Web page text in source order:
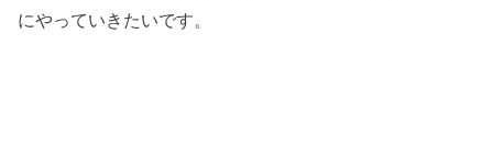
にやっていきたいです。